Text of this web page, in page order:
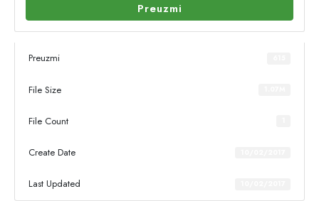
Preuzmi
Preuzmi
File Size
File Count
Create Date
Last Updated